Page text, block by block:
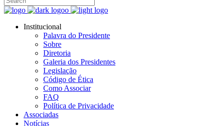
Institucional
Palavra do Presidente
Sobre
Diretoria
Galeria dos Presidentes
Legislação
Código de Ética
Como Associar
FAQ
Política de Privacidade
Associadas
Notícias